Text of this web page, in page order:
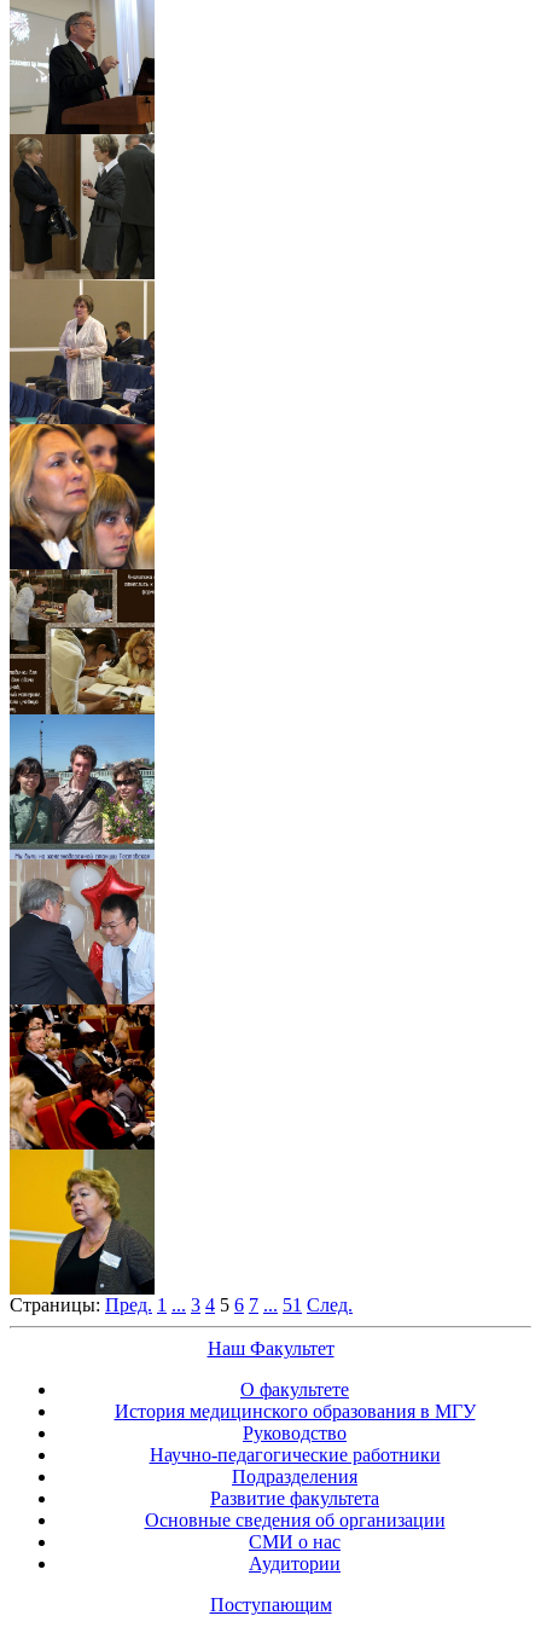
Страницы: Пред. 1 ... 3 4 5 6 7 ... 51 След.
Наш Факультет
О факультете
История медицинского образования в МГУ
Руководство
Научно-педагогические работники
Подразделения
Развитие факультета
Основные сведения об организации
СМИ о нас
Аудитории
Поступающим